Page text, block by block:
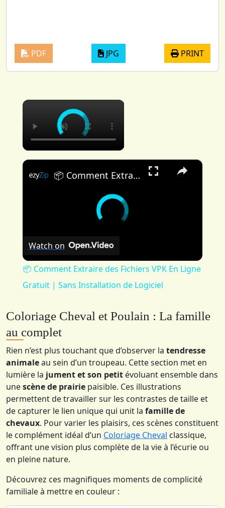
PDF JPG PRINT
×
×
📦 Comment Extraire des Fichiers VPK En Ligne Gratuit | Sans Installation de Logiciel
Watch on
📦 Comment Extraire des Fichiers VPK En Ligne
Gratuit | Sans Installation de Logiciel
Coloriage Cheval et Poulain : La famille
au complet
Rien n’est plus touchant que d’observer la tendresse
animaleau sein d’un troupeau. Cette section met en
lumière la jument et son petit évoluant ensemble dans
unescène de prairie paisible. Ces illustrations
permettent de travailler sur les contrastes de taille et
de capturer le lien unique qui unit la famille de
chevaux. Pour varier les plaisirs, ces scènes constituent
le complément idéal d’un Coloriage Cheval classique,
offrant une vision plus complète de la vie à l’écurie ou
en pleine nature.
Découvrez ces magnifiques moments de complicité
familiale à mettre en couleur :